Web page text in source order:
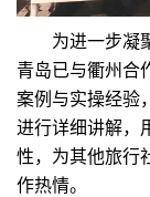
为进一步凝聚
青岛已与衢州合
案例与实操经验
进行详细讲解，
性，为其他旅行
作热情。